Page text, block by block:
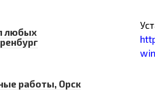
любых
работы, Орск